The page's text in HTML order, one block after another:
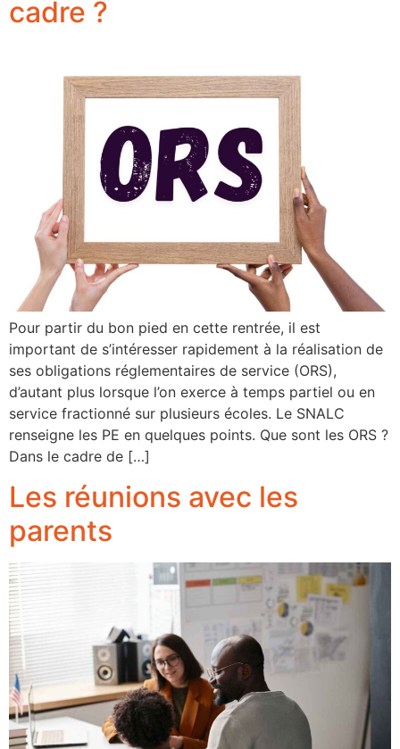
cadre ?
Pour partir du bon pied en cette rentrée, il est
important de s’intéresser rapidement à la réalisation de
ses obligations réglementaires de service (ORS),
d’autant plus lorsque l’on exerce à temps partiel ou en
service fractionné sur plusieurs écoles. Le SNALC
renseigne les PE en quelques points. Que sont les ORS ?
Dans le cadre de […]
Les réunions avec les
parents